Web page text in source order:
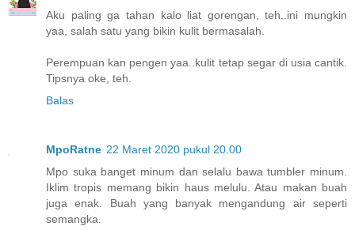
Aku paling ga tahan kalo liat gorengan, teh..ini mungkin
yaa, salah satu yang bikin kulit bermasalah.
Perempuan kan pengen yaa..kulit tetap segar di usia cantik.
Tipsnya oke, teh.
Balas
MpoRatne 22 Maret 2020 pukul 20.00
Mpo suka banget minum dan selalu bawa tumbler minum.
Iklim tropis memang bikin haus melulu. Atau makan buah
juga enak. Buah yang banyak mengandung air seperti
semangka.